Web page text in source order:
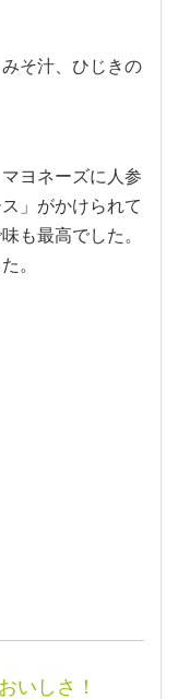
そ汁、ひじきの
ヨネーズに人参
」がかけられて
も最高でした。
。
いしさ！